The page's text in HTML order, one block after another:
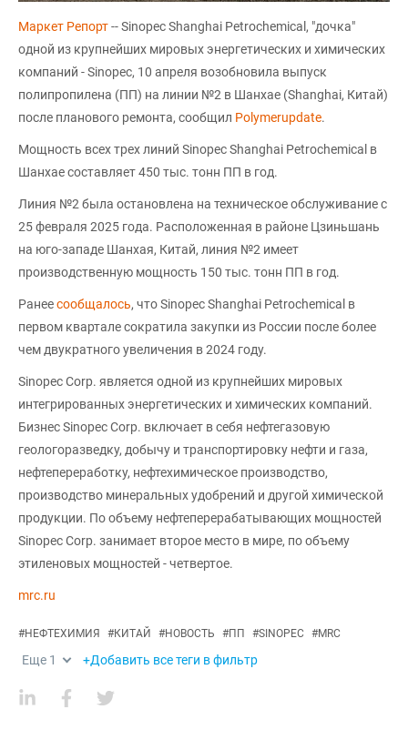
Маркет Репорт-- Sinopec Shanghai Petrochemical, "дочка"
одной из крупнейших мировых энергетических и химических
компаний - Sinopec, 10 апреля возобновила выпуск
полипропилена (ПП) на линии №2 в Шанхае (Shanghai, Китай)
после планового ремонта, сообщил Polymerupdate.
Мощность всех трех линий Sinopec Shanghai Petrochemical в
Шанхае составляет 450 тыс. тонн ПП в год.
Линия №2 была остановлена на техническое обслуживание с
25 февраля 2025 года. Расположенная в районе Цзиньшань
на юго-западе Шанхая, Китай, линия №2 имеет
производственную мощность 150 тыс. тонн ПП в год.
Ранеесообщалось, что Sinopec Shanghai Petrochemical в
первом квартале сократила закупки из России после более
чем двукратного увеличения в 2024 году.
Sinopec Corp. является одной из крупнейших мировых
интегрированных энергетических и химических компаний.
Бизнес Sinopec Corp. включает в себя нефтегазовую
геологоразведку, добычу и транспортировку нефти и газа,
нефтепереработку, нефтехимическое производство,
производство минеральных удобрений и другой химической
продукции. По объему нефтеперерабатывающих мощностей
Sinopec Corp. занимает второе место в мире, по объему
этиленовых мощностей - четвертое.
mrc.ru
#НЕФТЕХИМИЯ #КИТАЙ #НОВОСТЬ #ПП #SINOPEC #MRC
Еще 1 +Добавить все теги в фильтр